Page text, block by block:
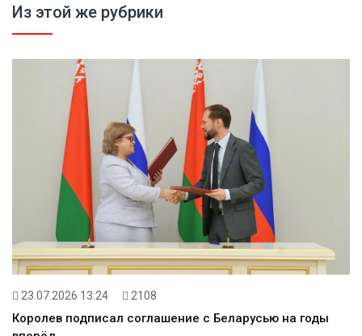
Из этой же рубрики
23.07.2026 13:24 2108
Королев подписал соглашение с Беларусью на годы